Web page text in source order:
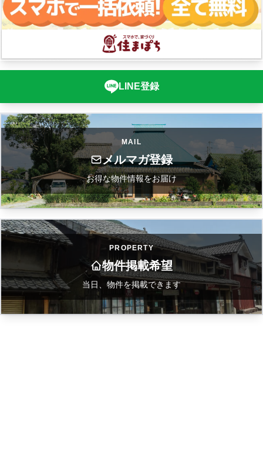
LINE登録
MAIL
メルマガ登録
お得な物件情報をお届け
PROPERTY
物件掲載希望
当日、物件を掲載できます